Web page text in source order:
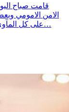
قامت صباح
الامن الامومي
على كل المآوي المتواجدة بمحيط باب الجبلي وسيدي اللخمي…